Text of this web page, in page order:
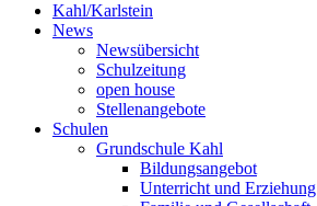
Kahl/Karlstein
News
Newsübersicht
Schulzeitung
open house
Stellenangebote
Schulen
Grundschule Kahl
Bildungsangebot
Unterricht und Erziehung